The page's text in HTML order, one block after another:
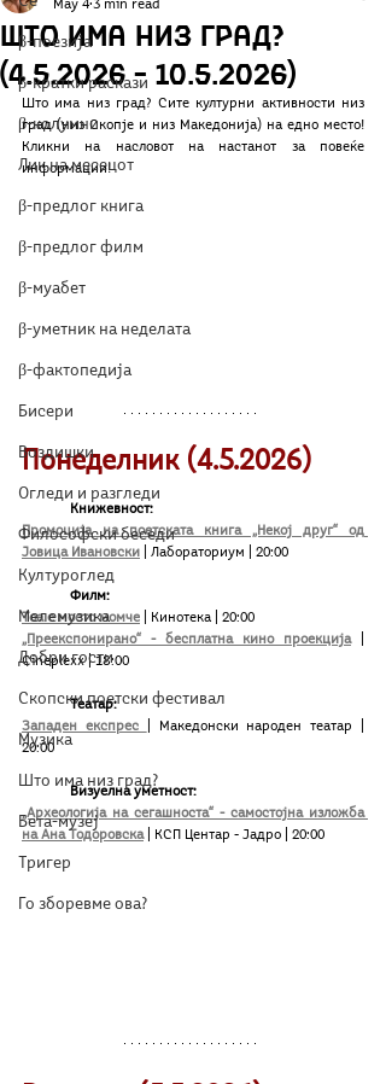
β-поезија
β-кратки раскази
β-колумни
Лик на месецот
β-предлог книга
β-предлог филм
β-муабет
β-уметник на неделата
β-фактопедија
Бисери
Воздишки
Огледи и разгледи
Философски беседи
Културоглед
Мелемузика
Добри гости
Скопски поетски фестивал
Музика
Што има низ град?
Бета-музеј
Тригер
Го зборевме ова?
Што има низ град?
(4.5.2026 – 10.5.2026)
May 4 3 min read
Што има низ град? Сите културни активности низ
град (низ Скопје и низ Македонија) на едно место!
Кликни на насловот на настанот за повеќе
информации!
Понеделник (4.5.2026)
Книжевност:
Промоција на поетската книга „Некој друг“ од
Јовица Ивановски
| Лабораториум | 20:00
	Филм:
Тоа е моето момче
| Кинотека | 20:00
„Преекспонирано“ - бесплатна кино проекција
Cineplexx | 18:00
Театар:
Западен експрес
| Македонски народен театар |
20:00
	Визуелна уметност:
„Археологија на сегашноста“ - самостојна изложба
на Ана Тодоровска
| КСП Центар - Јадро | 20:00